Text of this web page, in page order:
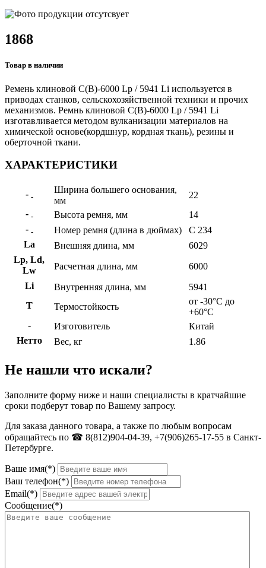
1868
Товар в наличии
Ремень клиновой С(В)-6000 Lp / 5941 Li используется в
приводах станков, сельскохозяйственной техники и прочих
механизмов. Ремнь клиновой С(В)-6000 Lp / 5941 Li
изготавливается методом вулканизации материалов на
химической основе(кордшнур, кордная ткань), резины и
оберточной ткани.
ХАРАКТЕРИСТИКИ
- -
Ширина большего основания,
мм
22
- - Высота ремня, мм
14
- - Номер ремня (длина в дюймах)
С 234
La
Внешняя длина, мм
6029
Lp, Ld,
Lw
Расчетная длина, мм
6000
Li
Внутренняя длина, мм
5941
Т
Термостойкость
от -30°C до
+60°C
-
Изготовитель
Китай
Нетто
Вес, кг 1.86
Не нашли что искали?
Заполните форму ниже и наши специалисты в кратчайшие
сроки подберут товар по Вашему запросу.
Для заказа данного товара, а также по любым вопросам
обращайтесь по ☎ 8(812)904-04-39, +7(906)265-17-55 в Санкт-
Петербурге.
Ваше имя(*)
Ваш телефон(*)
Email(*)
Сообщение(*)